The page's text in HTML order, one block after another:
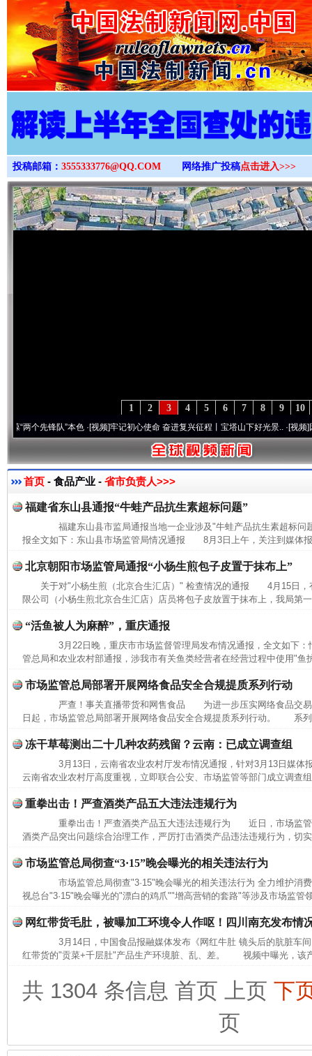
>
投稿邮箱： 3555333776@QQ.COM 网络推广投稿点击进入>>>
10
9
8
7
6
5
4
3
2
1
先锋队”本色·[视频]牢记初心使命 奋进复兴征程丨宝塔山下好光景..·[视频]因党而
首页 - 食品产业 - 省市负责人>>>
福建省东山县通报“牛蛙产品抗生素超标问题”
福建东山县市监局通报当地一企业涉及"牛蛙产品抗生素超标问
报全文如下：东山县市场监管局情况通报 8月3日上午，关注到媒体
北京朝阳市场监管局通报“小杨生煎包子皮置于抹布上”
关于对"小杨生煎（北京合生汇店）" 检查情况的通报 4月15日，
限公司（小杨生煎北京合生汇店）店员将包子皮放置于抹布上，我局第
“活鱼被人为麻醉”，重庆通报
3月22日晚，重庆市市场监督管理局发布情况通报，全文如下
管总局和农业农村部通报，涉我市有关鱼类经营者在经营过程中使用"鱼
市场监管总局部署开展网络食品安全合规提质系列行动
严查！事关直播带货和网售食品 为进一步压实网络食品交易
日起，市场监管总局部署开展网络食品安全合规提质系列行动。 系
冻干草莓测出二十几种农药残留？云南：已成立调查组
3月13日，云南省农业农村厅发布情况通报，针对3月13日媒体
云南省农业农村厅高度重视，立即联合公安、市场监管等部门成立调查
重拳出击！严查酒类产品五大违法违规行为
重拳出击！严查酒类产品五大违法违规行为 近日，市场监管
酒类产品突出问题综合治理工作，严厉打击酒类产品违法违规行为，切
市场监管总局彻查“3·15”晚会曝光的相关违法行为
市场监管总局彻查"3·15"晚会曝光的相关违法行为 全力维护
视总台"3·15"晚会曝光的"漂白的鸡爪""增高营销的套路"等涉及市场监管
网红带货毛肚，被曝加工环境令人作呕！四川南充发布情
3月14日，中国食品报融媒体发布《网红牛肚 镜头后的肮脏车间
红带货的"贡菜+千层肚"产品生产环境脏、乱、差。 视频中曝光，该
共 1304 条信息 首页 上页 下
页
完善运行机制助力责任有效落实 一纸欠